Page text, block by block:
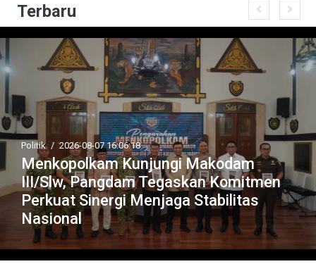
Terbaru
Politik / 2026-08-07 16:06:18
Menkopolkam Kunjungi Makodam
III/Slw, Pangdam Tegaskan Komitmen
Perkuat Sinergi Menjaga Stabilitas
Nasional